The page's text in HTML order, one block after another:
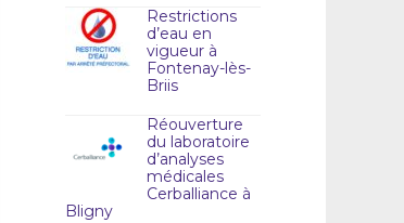
Restrictions
d’eau en
vigueur à
Fontenay-lès-
Briis
Réouverture
du laboratoire
d’analyses
médicales
Cerballiance à
Bligny